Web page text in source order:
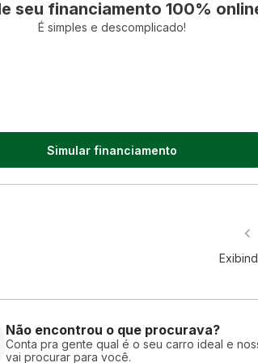
seu financiamento 100%
É simples e descomplicado!
Simular financiamento
Não encontrou o que procurava?
Conta pra gente qual é o seu carro ideal e
vai procurar para você.